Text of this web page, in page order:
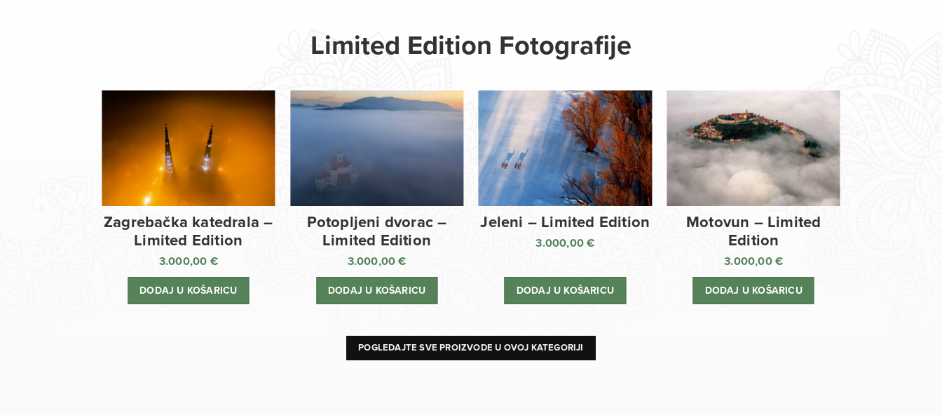
Limited Edition Fotografije
Zagrebačka katedrala –
Limited Edition
3.000,00 €
DODAJ U KOŠARICU
Potopljeni dvorac –
Limited Edition
3.000,00€
DODAJ U KOŠARICU
Jeleni – Limited Edition
3.000,00€
DODAJ U KOŠARICU
Motovun – Limited
Edition
3.000,00 €
DODAJ U KOŠARICU
POGLEDAJTE SVE PROIZVODE U OVOJ KATEGORIJI